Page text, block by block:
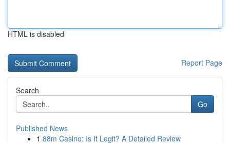
HTML is disabled
Report Page
Search
Go
Published News
1 88m Casino: Is It Legit? A Detailed Review